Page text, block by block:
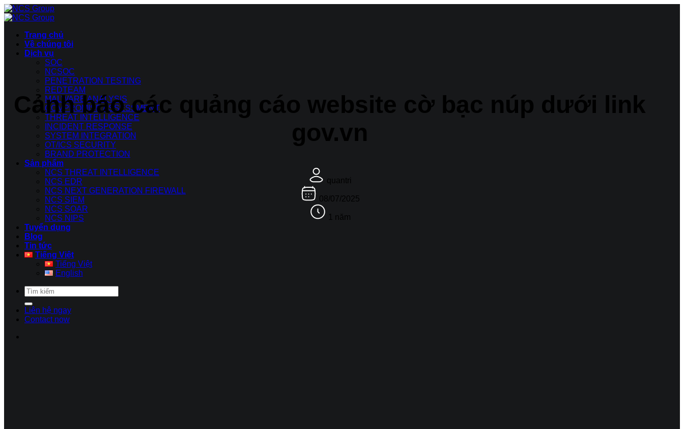
Bỏ
qua
dung
Trang chủ
Về chúng tôi
Dịch vụ
SOC
NCSOC
PENETRATION TESTING
REDTEAM
MALWARE ANALYSIS
COMPROMISE ASSESSMENT
THREAT INTELLIGENCE
INCIDENT RESPONSE
SYSTEM INTEGRATION
OT/ICS SECURITY
BRAND PROTECTION
Sản phẩm
NCS THREAT INTELLIGENCE
NCS EDR
NCS NEXT GENERATION FIREWALL
NCS SIEM
NCS SOAR
NCS NIPS
Tuyển dụng
Blog
Tin tức
Tiếng Việt
Tiếng Việt
English
Liên hệ ngay
Contact now
Cảnh báo các quảng cáo website cờ bạc núp dưới link
gov.vn
quantri
08/07/2025
1 năm